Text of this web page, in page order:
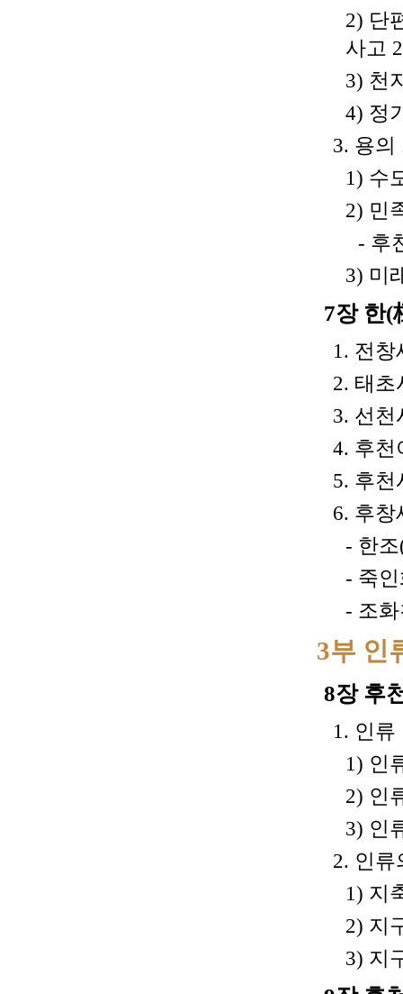
2) 단
사고
3) 천
4) 정
3. 용의
1) 수
2) 민
- 후
3) 미
7장 한(
1. 전창
2. 태초
3. 선천
4. 후천
5. 후천
6. 후창
- 한
- 죽
- 조
3부 인
8장 후
1. 인
1) 인
2) 인
3) 인
2. 인류
1) 지
2) 지
3) 지